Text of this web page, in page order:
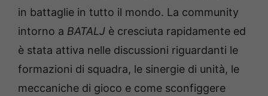
in battaglie in tutto il mondo. La community
intorno a BATALJ è cresciuta rapidamente ed
è stata attiva nelle discussioni riguardanti le
formazioni di squadra, le sinergie di unità, le
meccaniche di gioco e come sconfiggere